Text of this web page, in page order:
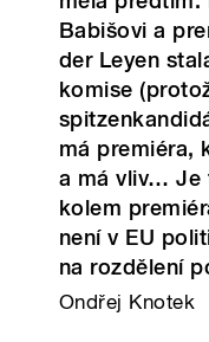
Babišovi a
der Leyen
komise
má premiéra,
a má vliv… Je
kolem
není v EU
na rozdělení
Ondřej Knotek